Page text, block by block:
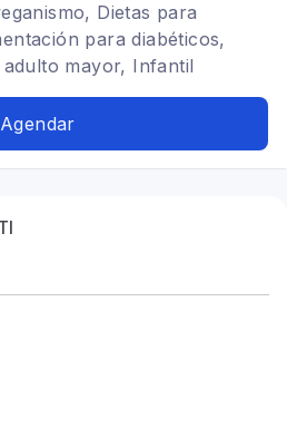
Dietas para
para diabéticos,
mayor, Infantil
Agendar